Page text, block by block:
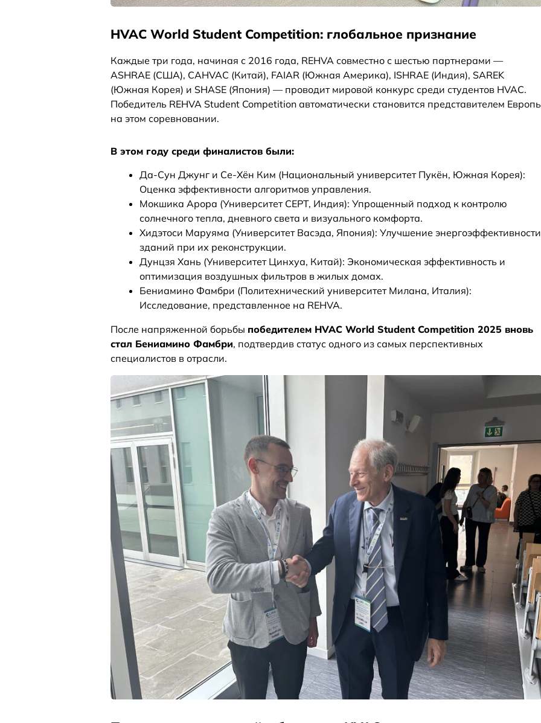
HVAC World Student Competition: глобальное признание
Каждые три года, начиная с 2016 года, REHVA совместно с шестью партнерами —
ASHRAE (США), CAHVAC (Китай), FAIAR (Южная Америка), ISHRAE (Индия), SAREK
(Южная Корея) и SHASE (Япония) — проводит мировой конкурс среди студентов HVAC.
Победитель REHVA Student Competition автоматически становится представителем
на этом соревновании.
В этом году среди финалистов были:
Да-Сун Джунг и Се-Хён Ким (Национальный университет Пукён, Южная Корея):
Оценка эффективности алгоритмов управления.
Мокшика Арора (Университет CEPT, Индия): Упрощенный подход к контролю
солнечного тепла, дневного света и визуального комфорта.
Хидэтоси Маруяма (Университет Васэда, Япония): Улучшение энергоэффективности
зданий при их реконструкции.
Дунцзя Хань (Университет Цинхуа, Китай): Экономическая эффективность и
оптимизация воздушных фильтров в жилых домах.
Бениамино Фамбри (Политехнический университет Милана, Италия):
Исследование, представленное на REHVA.
После напряженной борьбы победителем HVAC World Student Competition 2025 вновь
стал Бениамино Фамбри, подтвердив статус одного из самых перспективных
специалистов в отрасли.